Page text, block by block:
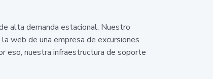
alta demanda estacional. Nuestro
web de una empresa de excursiones
eso, nuestra infraestructura de soporte